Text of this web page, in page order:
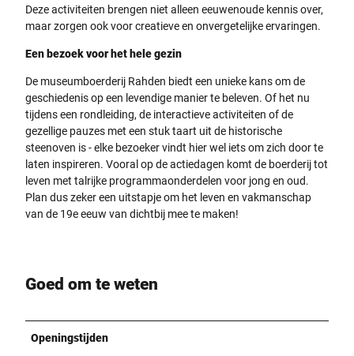
Deze activiteiten brengen niet alleen eeuwenoude kennis over,
maar zorgen ook voor creatieve en onvergetelijke ervaringen.
Een bezoek voor het hele gezin
De museumboerderij Rahden biedt een unieke kans om de
geschiedenis op een levendige manier te beleven. Of het nu
tijdens een rondleiding, de interactieve activiteiten of de
gezellige pauzes met een stuk taart uit de historische
steenoven is - elke bezoeker vindt hier wel iets om zich door te
laten inspireren. Vooral op de actiedagen komt de boerderij tot
leven met talrijke programmaonderdelen voor jong en oud.
Plan dus zeker een uitstapje om het leven en vakmanschap
van de 19e eeuw van dichtbij mee te maken!
Goed om te weten
Openingstijden